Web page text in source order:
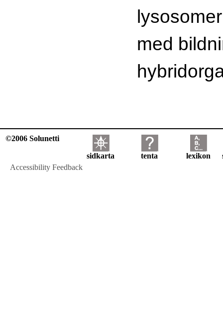
med
©2006 Solunetti
sidkarta tenta lexikon
Accessibility Feedback